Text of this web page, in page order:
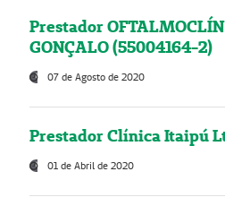
Prestador
GONÇALO (55004164-2)
07 de Agosto de 2020
Prestador Clínica Itaipú
01 de Abril de 2020